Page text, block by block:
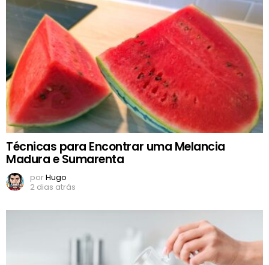
Técnicas para Encontrar uma Melancia
Madura e Sumarenta
porHugo
2 dias atrás